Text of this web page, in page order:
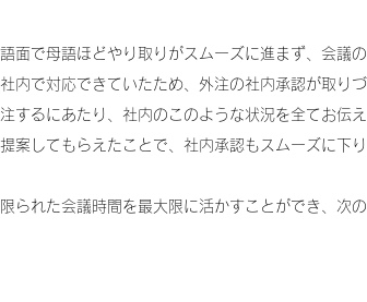
面で母語ほどやり取りがスムーズに進まず、会議の
内で対応できていたため、外注の社内承認が取りづ
するにあたり、社内のこのような状況を全てお伝え
案してもらえたことで、社内承認もスムーズに下り
られた会議時間を最大限に活かすことができ、次の